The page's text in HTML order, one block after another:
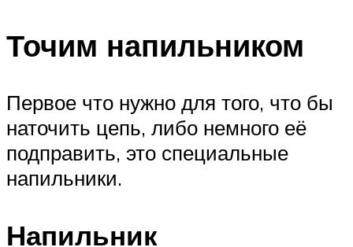
Точим напильником
Первое что нужно для того, что бы
наточить цепь, либо немного её
подправить, это специальные
напильники.
Напильник